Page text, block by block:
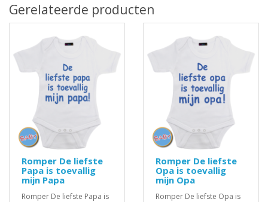
Gerelateerde producten
Romper De liefste
Papa is toevallig
mijn Papa
Romper De liefste Papa is
Romper De liefste
Opa is toevallig
mijn Opa
Romper De liefste Opa is